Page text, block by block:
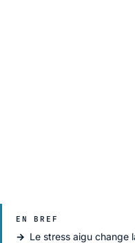
EN BREF
Le stress aigu change